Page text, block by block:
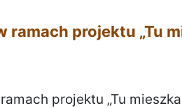
projektu „Tu
projektu „Tu